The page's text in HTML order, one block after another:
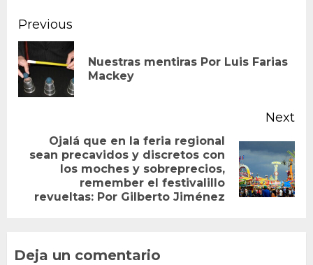
Continue
Reading
Previous
Nuestras mentiras Por Luis Farias
Mackey
Next
Ojalá que en la feria regional
sean precavidos y discretos con
los moches y sobreprecios,
remember el festivalillo
revueltas: Por Gilberto Jiménez
Deja un comentario